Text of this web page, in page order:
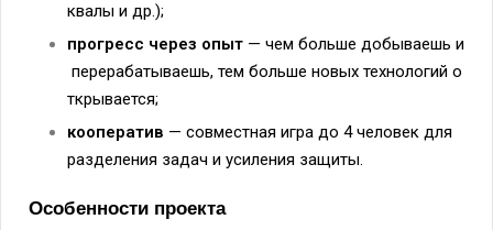
квалы и др.);
прогресс через опыт — чем больше добываешь и
перерабатываешь, тем больше новых технологий о
ткрывается;
кооператив — совместная игра до 4человек для
разделения задач и усиления защиты.
Особенности проекта